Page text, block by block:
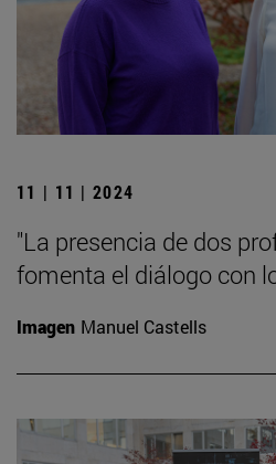
11 | 11 | 2024
"La presencia de dos
fomenta el diálogo con
Imagen Manuel Castells